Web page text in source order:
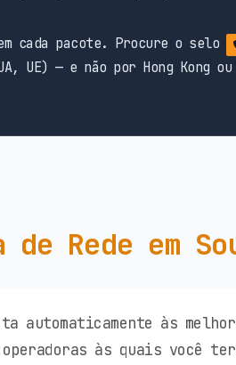
cada pacote. Procure o selo
UE) — e não por Hong Kong ou
de Rede em
automaticamente às
às quais você